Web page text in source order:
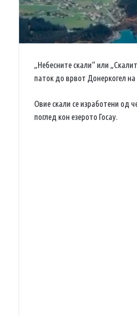
„Небесните скали“ или
паток до врвот Донеркогел
Овие скали се изработени од
поглед кон езерото Госау.